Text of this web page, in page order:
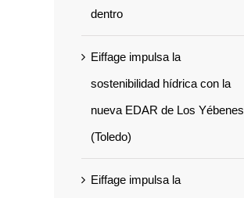
dentro
Eiffage impulsa la
sostenibilidad hídrica con la
nueva EDAR de Los Yébenes
(Toledo)
Eiffage impulsa la